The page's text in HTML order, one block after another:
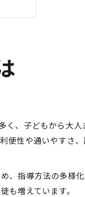
く、子どもから大
便性や通いやすさ
、指導方法の多様
も増えています。